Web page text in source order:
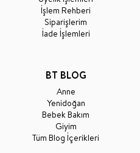
İşlem Rehberi
Siparişlerim
İade İşlemleri
BT BLOG
Anne
Yenidoğan
Bebek Bakım
Giyim
Tüm Blog İçerikleri